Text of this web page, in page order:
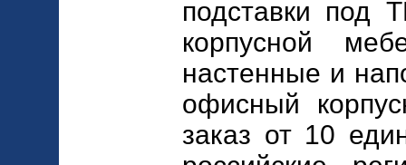
подставки
корпусной
настенные и
офисный
заказ от 10